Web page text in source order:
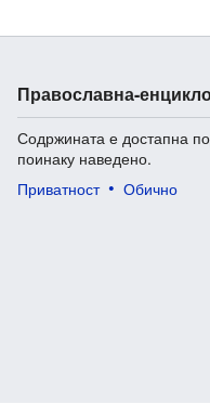
Православна-
Содржината е достапна
поинаку наведено.
Приватност
Обично